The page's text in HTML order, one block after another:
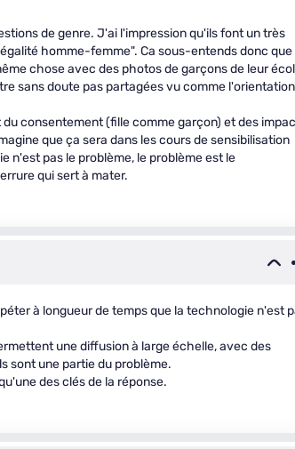
de genre. J'ai l'impression qu'ils font un très
homme-femme". Ca sous-entends donc que
chose avec des photos de garçons de leur
sans doute pas partagées vu comme l'orientation
consentement (fille comme garçon) et des
que ça sera dans les cours de sensibilisation
n'est pas le problème, le problème est le
qui sert à mater.
à longueur de temps que la technologie n'est
une diffusion à large échelle, avec des
sont une partie du problème.
des clés de la réponse.